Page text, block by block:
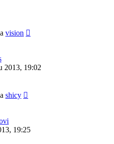
vision
2013, 19:02
shicy
19:25